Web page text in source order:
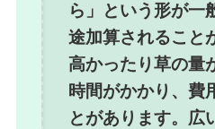
ら」という形が一
途加算されること
高かったり草の量
時間がかかり、費
とがあります。広